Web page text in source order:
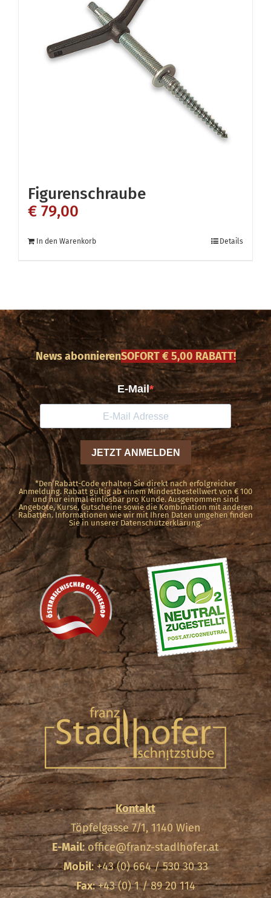
Figurenschraube
€ 79,00
In den Warenkorb Details
News abonnierenSOFORT € 5,00 RABATT!
*Den Rabatt-Code erhalten Sie direkt nach erfolgreicher
Anmeldung. Rabatt gültig ab einem Mindestbestellwert von € 100
und nur einmal einlösbar pro Kunde. Ausgenommen sind
Angebote, Kurse, Gutscheine sowie die Kombination mit anderen
Rabatten. Informationen wie wir mit Ihren Daten umgehen finden
Sie in unserer Datenschutzerklärung.
Kontakt
Töpfelgasse 7/1, 1140 Wien
E-Mail:office@franz-stadlhofer.at
Mobil: +43 (0) 664 / 530 30 33
Fax: +43 (0) 1 / 89 20 114